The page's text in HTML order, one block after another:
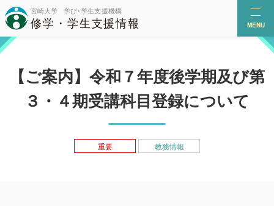
MENU
【ご案内】令和７年度後学期及び第
３・４期受講科目登録について
重要 教務情報